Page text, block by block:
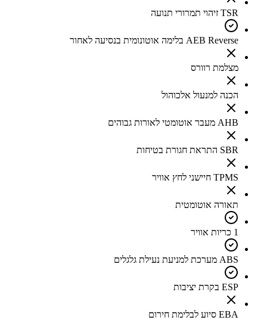
TSR זיהוי תמרורי תנועה
AEB Reverse בלימה אוטונומית בנסיעה לאחור
מצלמת רוורס
הכנה למנעול אלכוהול
AHB מעבר אוטומטי לאורות גבוהים
SBR התראת חגורת בטיחות
TPMS חיישני לחץ אוויר
תאורה אוטומטית
1 כריות אוויר
ABS מערכת למניעת נעילת גלגלים
ESP בקרת יציבות
EBA סיוע לבלימת חירום